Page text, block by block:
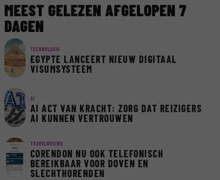
MEEST GELEZEN AFGELOPEN 7
DAGEN
TECHNOLOGIE
EGYPTE LANCEERT NIEUW DIGITAAL
VISUMSYSTEEM
AI
AI ACT VAN KRACHT: ZORG DAT REIZIGERS
AI KUNNEN VERTROUWEN
TRAVELNIEUWS
CORENDON NU OOK TELEFONISCH
BEREIKBAAR VOOR DOVEN EN
SLECHTHORENDEN